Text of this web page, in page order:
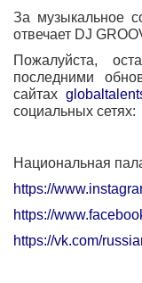
За музыкальное
отвечает DJ
Пожалуйста,
последними
сайтах
социальных сетях:
Национальная
https://
https://
https://vk.com/